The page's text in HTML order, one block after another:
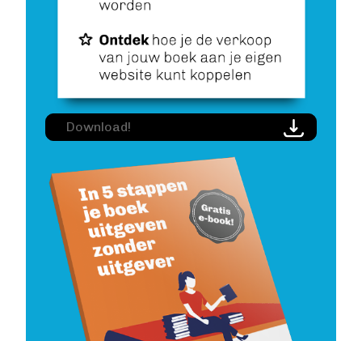
Image
Download!